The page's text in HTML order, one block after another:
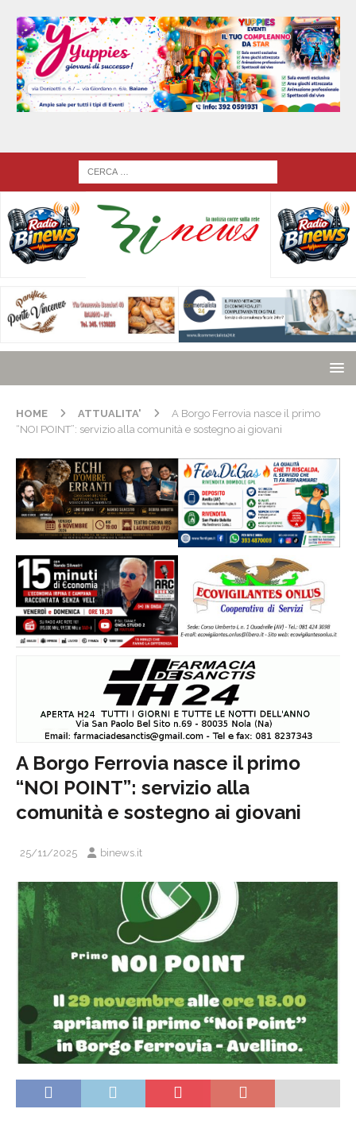
HOME ATTUALITA'
A Borgo Ferrovia nasce il primo
“NOI POINT”: servizio alla comunità e sostegno ai giovani
A Borgo Ferrovia nasce il primo
“NOI POINT”: servizio alla
comunità e sostegno ai giovani
25/11/2025 binews.it